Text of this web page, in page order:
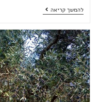
להמשך קריאה